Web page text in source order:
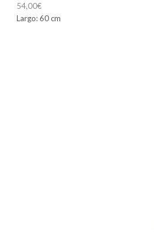
54,00€
Largo: 60 cm